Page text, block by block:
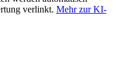
verlinkt. Mehr zur KI-